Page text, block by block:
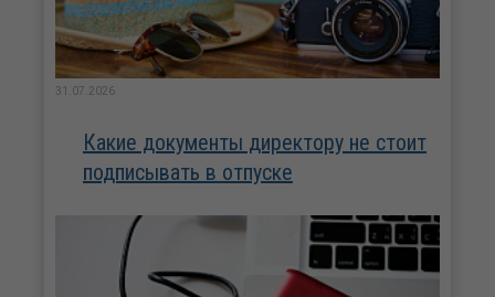
31.07.2026
Какие документы директору не стоит
подписывать в отпуске